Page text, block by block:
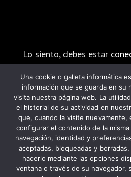
Lo siento, debes estar
PROGRAMA KIT DIGITAL
LOS FONDOS NEXT
Una cookie o galleta informática
información que se guarda en su
visita nuestra página web. La
el historial de su actividad en
que, cuando la visite nuevamente,
configurar el contenido de la
navegación, identidad y
aceptadas, bloqueadas y
hacerlo mediante las opciones
ventana o través de su navegador,